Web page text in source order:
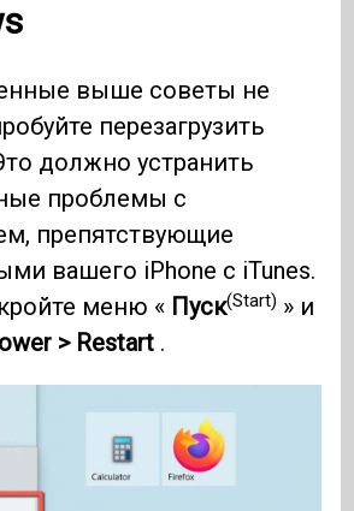
выше советы не
перезагрузить
должно устранить
проблемы с
препятствующие
вашего iPhone с iTunes.
меню « Пуск(Start) » и
> Restart .